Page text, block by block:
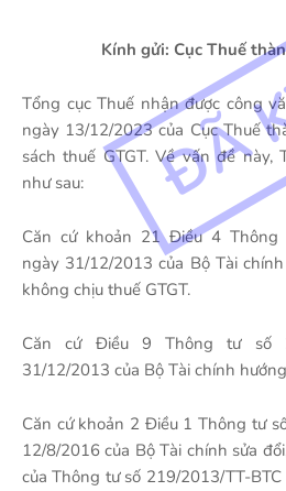
Kính gửi: Cục Thuế
Tổng cục Thuế nhận được công
ngày 13/12/2023 của Cục Thuế
sách thuế GTGT. Về vấn đề này,
như sau:
Căn cứ khoản 21 Điều 4 Thông
ngày 31/12/2013 của Bộ Tài
không chịu thuế GTGT.
Căn cứ Điều 9 Thông tư số
31/12/2013 của Bộ Tài chính
Căn cứ khoản 2 Điều 1 Thông tư
12/8/2016 của Bộ Tài chính sửa
của Thông tư số 219/2013/TT-